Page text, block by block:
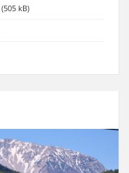
(505 kB)